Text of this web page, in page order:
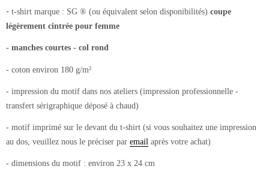
- t-shirt marque : SG ® (ou équivalent selon disponibilités) coupe
légèrement cintrée pour femme
- manches courtes - col rond
- coton environ 180 g/m²
- impression du motif dans nos ateliers (impression professionnelle -
transfert sérigraphique déposé à chaud)
- motif imprimé sur le devant du t-shirt (si vous souhaitez une impression
au dos, veuillez nous le préciser par email après votre achat)
- dimensions du motif : environ 23 x 24 cm